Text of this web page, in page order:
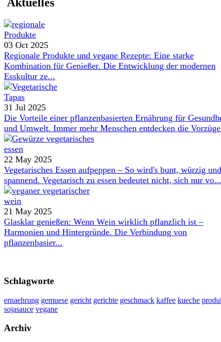
03 Oct 2025
Regionale Produkte und vegane Rezepte: Eine starke
Kombination für Genießer. Die Entwicklung der modernen
Esskultur ze...
31 Jul 2025
Die Vorteile einer pflanzenbasierten Ernährung für
und Umwelt. Immer mehr Menschen entdecken die
22 May 2025
Vegetarisches Essen aufpeppen – So wird's bunt, würzig und
spannend. Vegetarisch zu essen bedeutet nicht, sich nur vo...
21 May 2025
Glasklar genießen: Wenn Wein wirklich pflanzlich ist –
Harmonien und Hintergründe. Die Verbindung von
pflanzenbasier...
Schlagworte
ernaehrung gemuese gericht gerichte geschmack kaffee kueche
sojasauce vegane
Archiv